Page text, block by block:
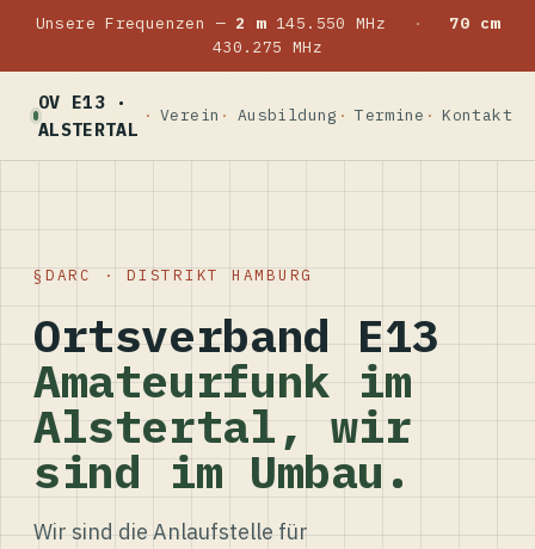
Unsere Frequenzen — 2 m145.550 MHz ·
70 cm
430.275 MHz
OV E13 ·
ALSTERTAL
Verein Ausbildung Termine Kontakt
DARC · DISTRIKT HAMBURG
Ortsverband E13
Amateurfunk im
Alstertal, wir
sind im Umbau.
Wir sind die Anlaufstelle für